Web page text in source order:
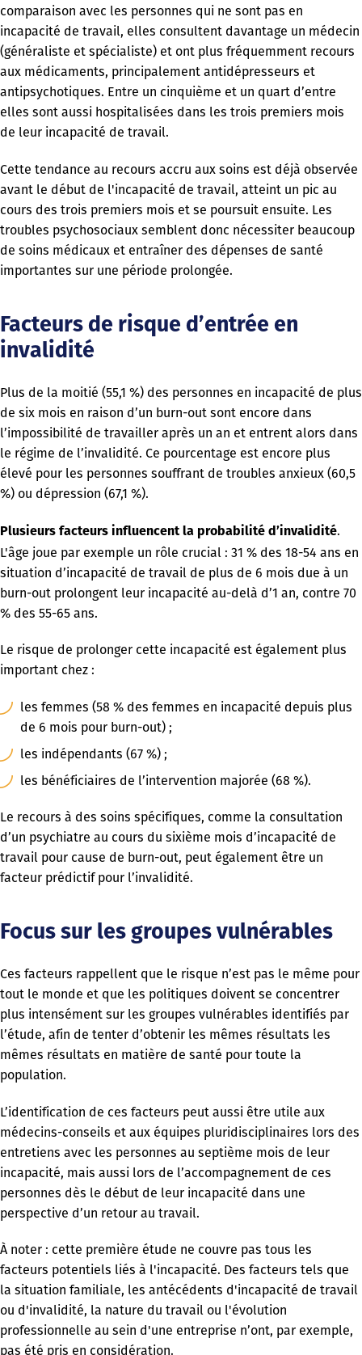
comparaison avec les personnes qui ne sont pas en
incapacité de travail, elles consultent davantage un médecin
(généraliste et spécialiste) et ont plus fréquemment recours
aux médicaments, principalement antidépresseurs et
antipsychotiques. Entre un cinquième et un quart d’entre
elles sont aussi hospitalisées dans les trois premiers mois
de leur incapacité de travail.
Cette tendance au recours accru aux soins est déjà observée
avant le début de l'incapacité de travail, atteint un pic au
cours des trois premiers mois et se poursuit ensuite. Les
troubles psychosociaux semblent donc nécessiter beaucoup
de soins médicaux et entraîner des dépenses de santé
importantes sur une période prolongée.
Facteurs de risque d’entrée en
invalidité
Plus de la moitié (55,1 %) des personnes en incapacité de plus
de six mois en raison d’un burn-out sont encore dans
l’impossibilité de travailler après un an et entrent alors dans
le régime de l’invalidité. Ce pourcentage est encore plus
élevé pour les personnes souffrant de troubles anxieux (60,5
%) ou dépression (67,1 %).
Plusieurs facteurs influencent la probabilité d’invalidité.
L'âge joue par exemple un rôle crucial : 31 % des 18-54 ans en
situation d’incapacité de travail de plus de 6 mois due à un
burn-out prolongent leur incapacité au-delà d’1 an, contre 70
% des 55-65 ans.
Le risque de prolonger cette incapacité est également plus
important chez :
les femmes (58 % des femmes en incapacité depuis plus
de 6 mois pour burn-out) ;
les indépendants (67 %) ;
les bénéficiaires de l’intervention majorée (68 %).
Le recours à des soins spécifiques, comme la consultation
d’un psychiatre au cours du sixième mois d’incapacité de
travail pour cause de burn-out, peut également être un
facteur prédictif pour l’invalidité.
Focus sur les groupes vulnérables
Ces facteurs rappellent que le risque n’est pas le même pour
tout le monde et que les politiques doivent se concentrer
plus intensément sur les groupes vulnérables identifiés par
l’étude, afin de tenter d’obtenir les mêmes résultats les
mêmes résultats en matière de santé pour toute la
population.
L’identification de ces facteurs peut aussi être utile aux
médecins-conseils et aux équipes pluridisciplinaires lors des
entretiens avec les personnes au septième mois de leur
incapacité, mais aussi lors de l’accompagnement de ces
personnes dès le début de leur incapacité dans une
perspective d’un retour au travail.
À noter : cette première étude ne couvre pas tous les
facteurs potentiels liés à l'incapacité. Des facteurs tels que
la situation familiale, les antécédents d'incapacité de travail
ou d'invalidité, la nature du travail ou l'évolution
professionnelle au sein d'une entreprise n’ont, par exemple,
pas été pris en considération.